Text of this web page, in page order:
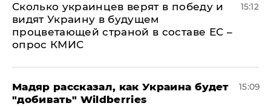
Сколько украинцев верят в победу и
видят Украину в будущем
процветающей страной в составе ЕС –
опрос КМИС
15:12
Мадяр рассказал, как Украина будет
"добивать" Wildberries
15:09